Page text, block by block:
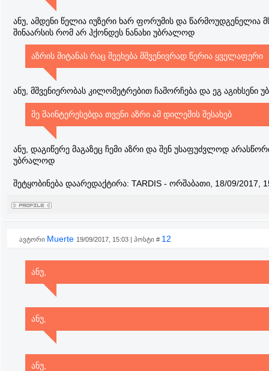
ანუ, ამდენი წელია იუზერი ხარ ფორუმის და წარმოუდგენელია
შინაარსის რომ არ ჰქონდეს ნანახი უბრალოდ
აზრის მიტანას რაც შეეხება მშვენივრად წერია ყველაფერი
ანუ, მშვენიერობას კილომეტრებით ჩამორჩება და ეგ აგიხსენი
მე მაინტერესებდა თვენი აზრი ამ დილემის შესახებ
ანუ, დაგიწერე მაგაზეც ჩემი აზრი და შენ უსაფუძვლოდ
უბრალოდ
შეტყობინება დაარედაქტირა: TARDIS - ორშაბათი, 18/09/2017,
ავტორი Muerte 19/09/2017, 15:03 | პოსტი # 12
ანუ,
ანუ,
ანუ,